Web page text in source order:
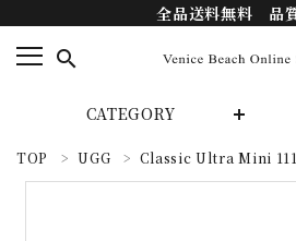
全品送料無料 品
search
CATEGORY
search
TOP UGG Classic Ultra Mini